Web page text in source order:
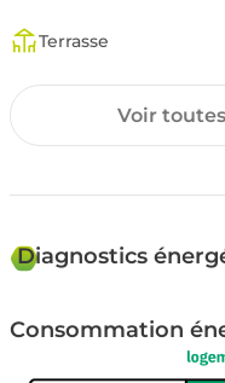
Terrasse
Surfaces annexes
Garage
Environnement
Voir
Diagnostics
Consommation